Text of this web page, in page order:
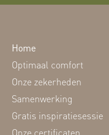
Home
Optimaal comfort
Onze zekerheden
Samenwerking
Gratis inspiratiesessie
Onze certificaten